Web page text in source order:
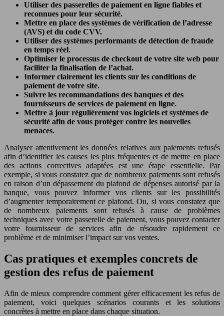
Utiliser des passerelles de paiement en ligne fiables et
reconnues pour leur sécurité.
Mettre en place des systèmes de vérification de l’adresse
(AVS) et du code CVV.
Utiliser des systèmes performants de détection de fraude
en temps réel.
Optimiser le processus de checkout de votre site web pour
faciliter la finalisation de l’achat.
Informer clairement les clients sur les conditions de
paiement de votre site.
Suivre les recommandations des banques et des
fournisseurs de services de paiement en ligne.
Mettre à jour régulièrement vos logiciels et systèmes de
sécurité afin de vous protéger contre les nouvelles
menaces.
Analyser attentivement les données relatives aux paiements refusés
afin d’identifier les causes les plus fréquentes et de mettre en place
des actions correctives adaptées est une étape essentielle. Par
exemple, si vous constatez que de nombreux paiements sont refusés
en raison d’un dépassement du plafond de dépenses autorisé par la
banque, vous pouvez informer vos clients sur les possibilités
d’augmenter temporairement ce plafond. Ou, si vous constatez que
de nombreux paiements sont refusés à cause de problèmes
techniques avec votre passerelle de paiement, vous pouvez contacter
votre fournisseur de services afin de résoudre rapidement ce
problème et de minimiser l’impact sur vos ventes.
Cas pratiques et exemples concrets de
gestion des refus de paiement
Afin de mieux comprendre comment gérer efficacement les refus de
paiement, voici quelques scénarios courants et les solutions
concrètes à mettre en place dans chaque situation.